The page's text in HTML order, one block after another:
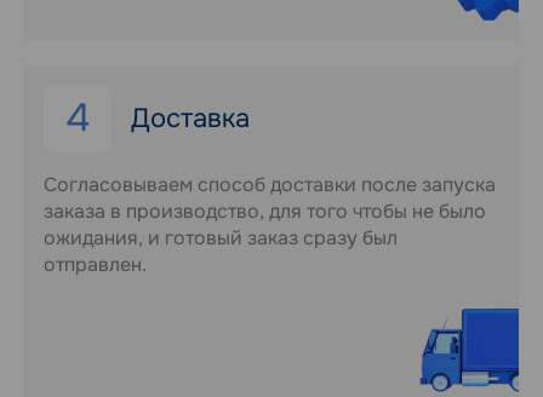
4 Доставка
Согласовываем способ доставки после запуска
заказа в производство, для того чтобы не было
ожидания, и готовый заказ сразу был
отправлен.